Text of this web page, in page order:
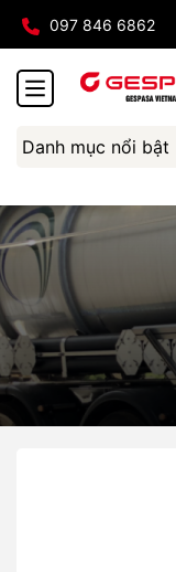
097 846 6862
Danh mục nổi bật